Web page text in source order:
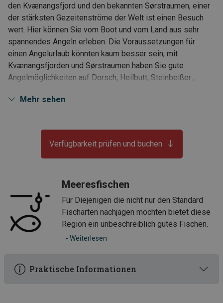
den Kvænangsfjord und den bekannten Sørstraumen, einer
der stärksten Gezeitenströme der Welt ist einen Besuch
wert. Hier können Sie vom Boot und vom Land aus sehr
spannendes Angeln erleben. Die Voraussetzungen für
einen Angelurlaub könnten kaum besser sein, mit
Kvænangsfjorden und Sørstraumen haben Sie gute
Angelmöglichkeiten auf Dorsch, Heilbutt, Steinbeißer ,
spannender sein kann, sind die guten Angelbedingungen für
• Kvænangselva, ein guter Lachsfluss
• sehr gutes Meerforellen- und Lachsangeln im Meer
• Filetierhaus mit Süßwasser
Mehr sehen
Verfügbarkeit prüfen und buchen
Meeresfischen
Für Diejenigen die nicht nur den Standard
Fischarten nachjagen möchten bietet diese
Region ein unbeschreiblich gutes Fischen.
- Weiterlesen
Praktische Informationen